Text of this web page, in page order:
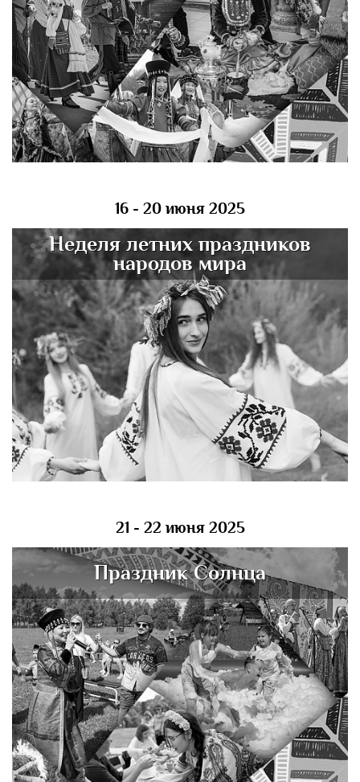
16 - 20 июня 2025
Неделя летних праздников
народов мира
21 - 22 июня 2025
Праздник Солнца